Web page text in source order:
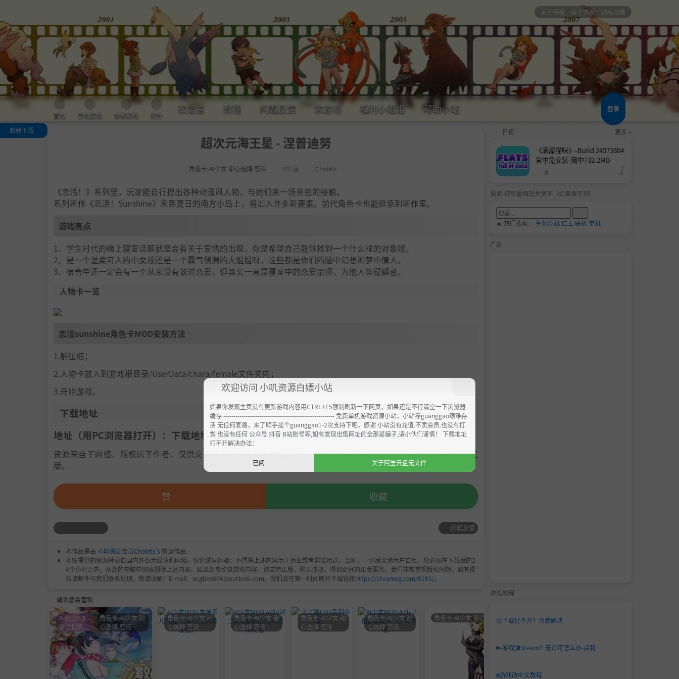
关于投稿 关于注册 隐私政策
首页 单机游戏 联机游戏 软件
改语言 教程 问题反馈 求游戏 福利小姐姐 帮助小站 登录
超次元海王星 - 涅普迪努
角色卡-AI少女 甜心选择 恋活 4年前 Chobits
跳转下载
《恋活！》系列里，玩家能自行捏出各种动漫风人物，与她们来一场亲密的接触。
系列新作《恋活！Sunshine》来到夏日的南方小岛上，将加入许多新要素。前代角色卡也能继承到新作里。
游戏亮点
1、学生时代的晚上寝室话题就是会有关于爱情的出现，你是希望自己能够找到一个什么样的对象呢。
2、是一个温柔可人的小女孩还是一个霸气侧漏的大姐姐呀，这些都是你们的脑中幻想的梦中情人。
3、宿舍中还一定会有一个从来没有谈过恋爱，但其实一直是寝室中的恋爱宗师，为他人答疑解惑。
人物卡一览
恋活sunshine角色卡MOD安装方法
1.解压缩；
2.人物卡放入到游戏根目录/UserData/chara/female文件夹内；
3.开始游戏。
下载地址
地址（用PC浏览器打开）：下载地址：https://www.feimaoyun.com/jx/afwo6v9x
资源来自于网络，版权属于作者，仅供交流学习，严禁用于商业用途，下载后请于24小时内删除！如喜欢，请支持正
版。
赞 收藏
问题反馈
本作品是由 小叽资源会员Chobits's 搬运作品.
本站提供的资源转载自国内外各大媒体和网络，仅供试玩体验；不得将上述内容用于商业或者非法用途，否则，一切后果请用户自负。您必须在下载后的2
4个小时之内，从您的电脑中彻底删除上述内容。如果您喜欢该游戏内容，请支持正版，购买注册，得到更好的正版服务。我们非常重视版权问题，如有侵
权请邮件与我们联系处理。敬请谅解！E-mail：acgbns666@outlook.com，我们会在第一时间断开下载链接https://steamzg.com/8191/。
或许您会喜欢
A-绕过D加
密虚拟机
角色卡-AI少女 甜
心选择 恋活
角色卡-AI少女 甜
心选择 恋活
角色卡-AI少女 甜
心选择 恋活
角色卡-AI少女 甜
心选择 恋活
角色卡-AI少女 甜
心选择 恋活
角色卡-AI少女 甜心选择 恋活
男主
日榜 更多 »
《满屋猫咪》-Build 24573804
官中免安装-简中732.2MB
0
搜索-请尽量缩短关键字（如果搜不到）
🔥 热门搜索： 生化危机仁王 联机单机
广告
游戏教程
🚀下载打不开？点我解决
🔑游戏弹Steam？无许可怎么办-点我
🌐游戏改中文教程
欢迎访问 小叽资源白嫖小站
如果你发现主页没有更新游戏内容用CTRL+F5强制刷新一下网页，如果还是不行清空一下浏览器
缓存 ------------------------------------------------------- 免费单机游戏资源小站，小站靠guanggao艰难存
活 无任何套路，来了顺手搓个guanggao1-2次支持下吧，感谢 小站没有充值.不卖会员.也没有打
赏 也没有任何 公众号 抖音 B站账号等,如有发现出售网址的全部是骗子,请小伙们谨慎！ 下载地址
打不开解决办法：
已阅 关于阿里云盘无文件